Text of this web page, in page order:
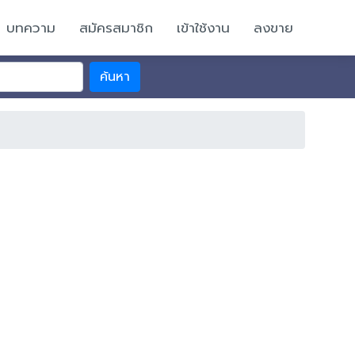
บทความ สมัครสมาชิก เข้าใช้งาน ลงขาย
ค้นหา